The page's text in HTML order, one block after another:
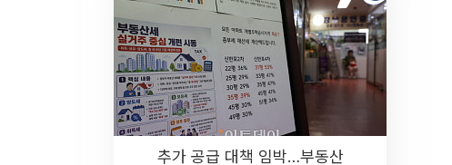
추가 공급 대책 임박…부동산